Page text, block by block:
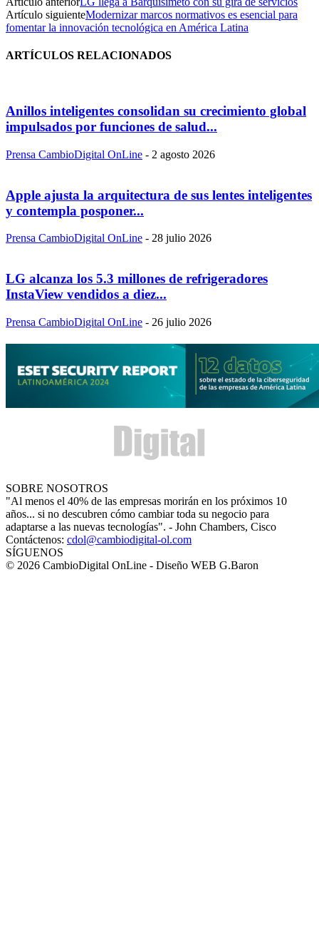
Artículo siguienteModernizar marcos normativos es esencial para
fomentar la innovación tecnológica en América Latina
ARTÍCULOS RELACIONADOS
Anillos inteligentes consolidan su crecimiento global
impulsados por funciones de salud...
Prensa CambioDigital OnLine - 2 agosto 2026
Apple ajusta la arquitectura de sus lentes inteligentes
y contempla posponer...
Prensa CambioDigital OnLine - 28 julio 2026
LG alcanza los 5.3 millones de refrigeradores
InstaView vendidos a diez...
Prensa CambioDigital OnLine - 26 julio 2026
SOBRE NOSOTROS
"Al menos el 40% de las empresas morirán en los próximos 10
años... si no descubren cómo cambiar toda su negocio para
adaptarse a las nuevas tecnologías". - John Chambers, Cisco
Contáctenos: cdol@cambiodigital-ol.com
SÍGUENOS
© 2026 CambioDigital OnLine - Diseño WEB G.Baron